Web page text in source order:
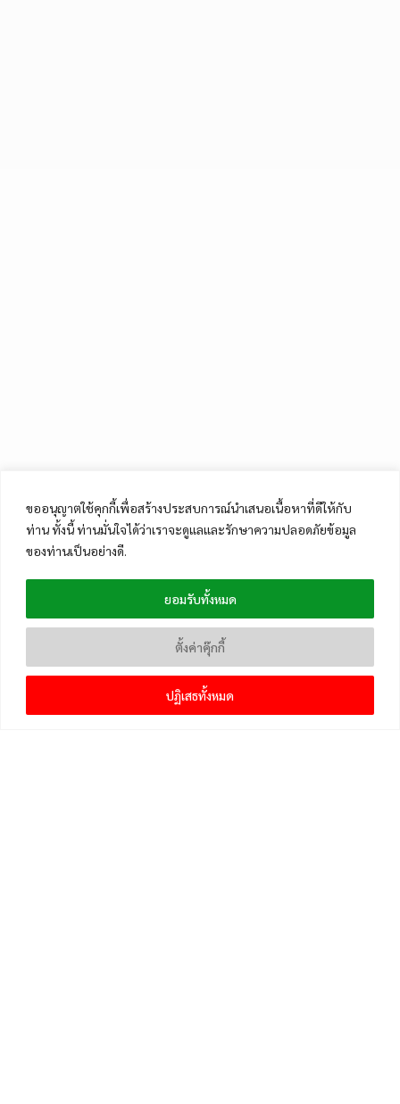
ขออนุญาตใช้คุกกี้เพื่อสร้างประสบการณ์นำเสนอเนื้อหาที่ดีให้กับ
ท่าน ทั้งนี้ ท่านมั่นใจได้ว่าเราจะดูแลและรักษาความปลอดภัยข้อมูล
ของท่านเป็นอย่างดี.
ตั้งค่าคุ๊กกี้
ปฏิเสธทั้งหมด
ยอมรับทั้งหมด